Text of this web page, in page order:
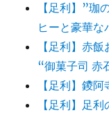
【足利】”珈
ヒーと豪華な
【足利】赤
“御菓子司
【足利】鑁
【足利】足